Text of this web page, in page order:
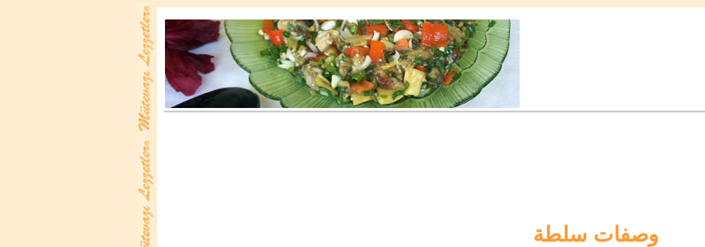
وصفات سلطة